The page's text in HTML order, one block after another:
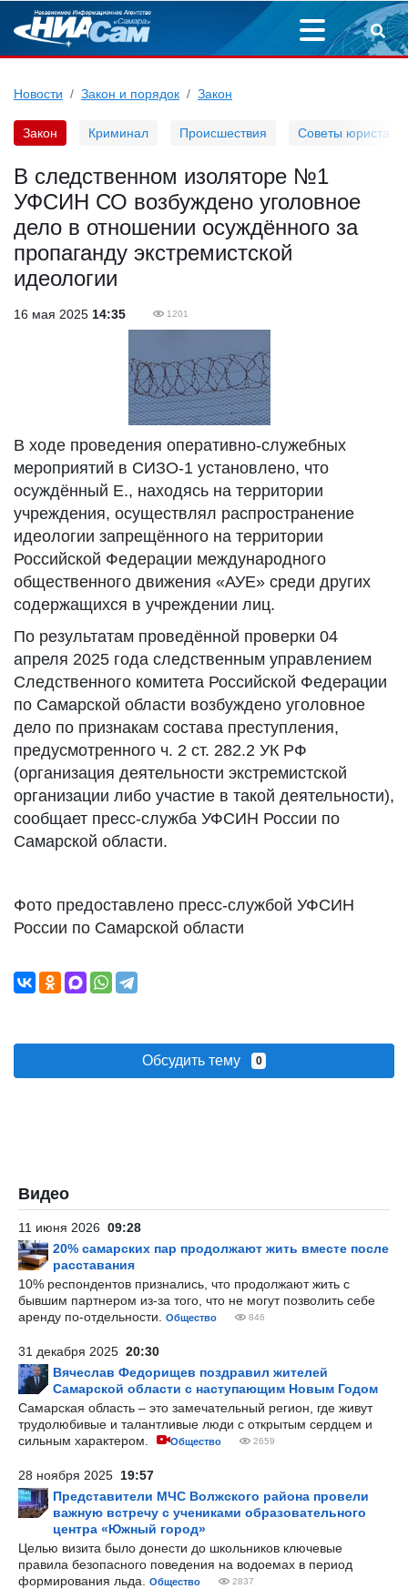
Новости Закон и порядок Закон
Закон Криминал Происшествия Советы юриста
В следственном изоляторе №1
УФСИН СО возбуждено уголовное
дело в отношении осуждённого за
пропаганду экстремистской
идеологии
16 мая 2025 14:35 1201
В ходе проведения оперативно-служебных
мероприятий в СИЗО-1 установлено, что
осуждённый Е., находясь на территории
учреждения, осуществлял распространение
идеологии запрещённого на территории
Российской Федерации международного
общественного движения «АУЕ» среди других
содержащихся в учреждении лиц.
По результатам проведённой проверки 04
апреля 2025 года следственным управлением
Следственного комитета Российской Федерации
по Самарской области возбуждено уголовное
дело по признакам состава преступления,
предусмотренного ч. 2 ст. 282.2 УК РФ
(организация деятельности экстремистской
организации либо участие в такой деятельности),
сообщает пресс-служба УФСИН России по
Самарской области.
Фото предоставлено пресс-службой УФСИН
России по Самарской области
Обсудить тему 0
Видео
11 июня 2026 09:28
20% самарских пар продолжают жить вместе после
расставания
10% респондентов признались, что продолжают жить с
бывшим партнером из-за того, что не могут позволить себе
аренду по-отдельности.
Общество 846
31 декабря 2025 20:30
Вячеслав Федорищев поздравил жителей
Самарской области с наступающим Новым Годом
Самарская область – это замечательный регион, где живут
трудолюбивые и талантливые люди с открытым сердцем и
сильным характером.
Общество 2659
28 ноября 2025 19:57
Представители МЧС Волжского района провели
важную встречу с учениками образовательного
центра «Южный город»
Целью визита было донести до школьников ключевые
правила безопасного поведения на водоемах в период
формирования льда.
Общество 2837